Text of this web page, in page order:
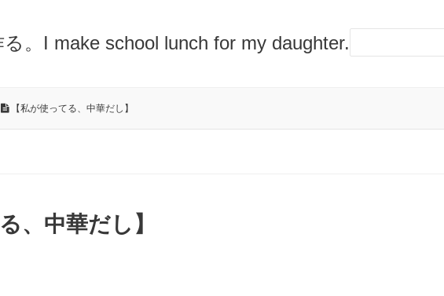
。I make school lunch for my daughter.
【私が使ってる、中華だし】
、中華だし】